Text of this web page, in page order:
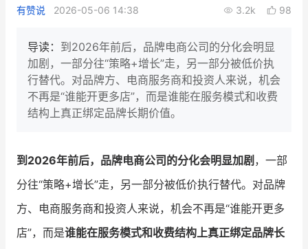
增长产品指南
智库 产品场景库
行业洞察
品牌消费观 行业报告
有赞说 2026-05-06 14:38 3.2k 98
导读： 到2026年前后，品牌电商公司的分化会明显
加剧，一部分往“策略+增长”走，另一部分被低价执
行替代。对品牌方、电商服务商和投资人来说，机会
不再是“谁能开更多店”，而是谁能在服务模式和收费
结构上真正绑定品牌长期价值。
到2026年前后，品牌电商公司的分化会明显加剧 ，一部
分往“策略+增长”走，另一部分被低价执行替代。对品牌
方、电商服务商和投资人来说，机会不再是“谁能开更多
店”，而是谁能在服务模式和收费结构上真正绑定品牌长